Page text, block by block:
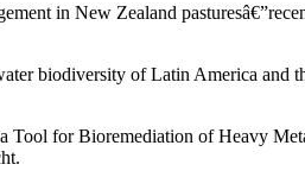
in New Zealand
biodiversity of Latin America and
Tool for Bioremediation of Heavy